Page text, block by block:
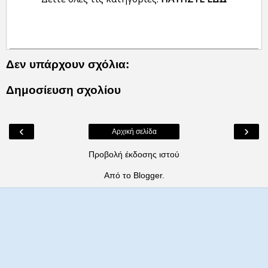
Δεν υπάρχουν σχόλια:
Δημοσίευση σχολίου
‹ ›
Αρχική σελίδα
Προβολή έκδοσης ιστού
Από το Blogger.